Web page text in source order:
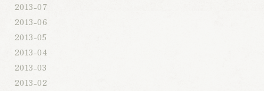
2013-07
2013-06
2013-05
2013-04
2013-03
2013-02